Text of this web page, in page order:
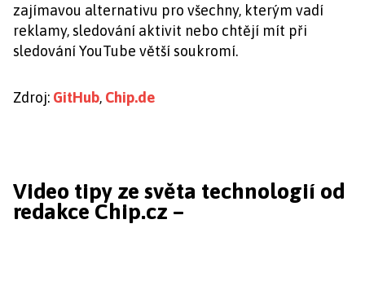
zajímavou alternativu pro všechny, kterým vadí
reklamy, sledování aktivit nebo chtějí mít při
sledování YouTube větší soukromí.
Zdroj: GitHub, Chip.de
Video tipy ze světa technologií od
redakce Chip.cz –